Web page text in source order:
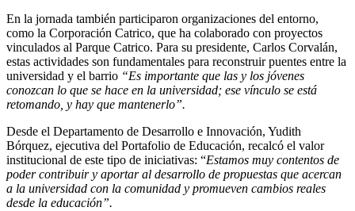
En la jornada también participaron organizaciones del entorno,
como la Corporación Catrico, que ha colaborado con proyectos
vinculados al Parque Catrico. Para su presidente, Carlos Corvalán,
estas actividades son fundamentales para reconstruir puentes entre la
universidad y el barrio “Es importante que las y los jóvenes
conozcan lo que se hace en la universidad; ese vínculo se está
retomando, y hay que mantenerlo”.
Desde el Departamento de Desarrollo e Innovación, Yudith
Bórquez, ejecutiva del Portafolio de Educación, recalcó el valor
institucional de este tipo de iniciativas: “Estamos muy contentos de
poder contribuir y aportar al desarrollo de propuestas que acercan
a la universidad con la comunidad y promueven cambios reales
desde la educación”.